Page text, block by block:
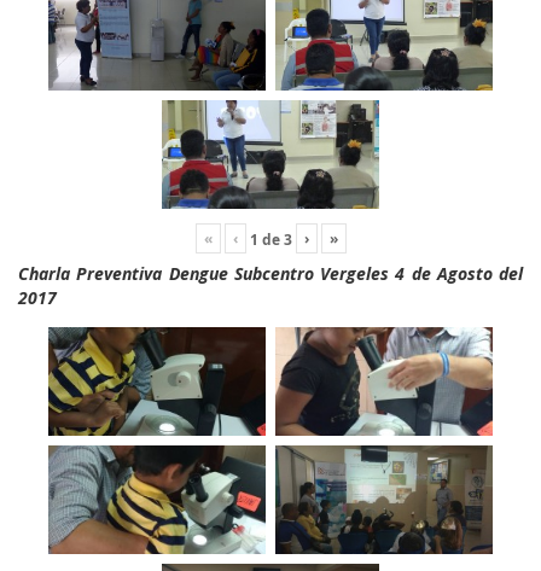
« ‹ 1 de3 › »
Charla Preventiva Dengue Subcentro Vergeles 4 de Agosto del
2017